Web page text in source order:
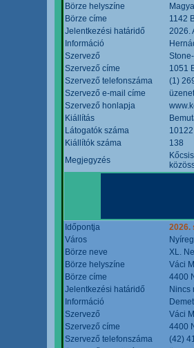
Börze helyszíne
Börze címe
1142
Jelentkezési határidő
2026.
Információ
Szervező
Szervező címe
1051
Szervező telefonszáma
(1)
Szervező e-mail címe
Szervező honlapja
Kiállítás
Látogatók száma
10122
Kiállítók száma
138
Megjegyzés
Időpontja
2026.
Város
Börze neve
XL.
Börze helyszíne
Váci
Börze címe
4400
Jelentkezési határidő
Nincs
Információ
Szervező
Váci
Szervező címe
4400
Szervező telefonszáma
(42)